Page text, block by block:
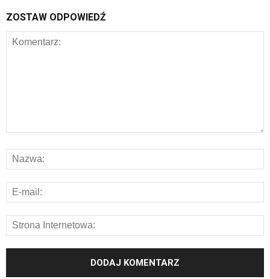
ZOSTAW ODPOWIEDŹ